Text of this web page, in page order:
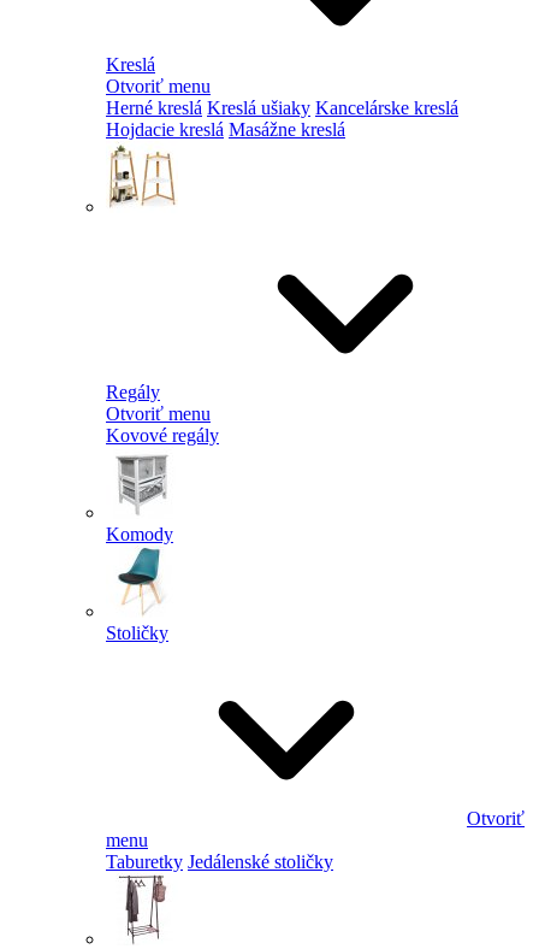
Kreslá
Otvoriť menu
Herné kreslá Kreslá ušiaky Kancelárske kreslá
Hojdacie kreslá Masážne kreslá
Regály
Otvoriť menu
Kovové regály
Komody
Stoličky
Otvoriť
menu
Taburetky Jedálenské stoličky